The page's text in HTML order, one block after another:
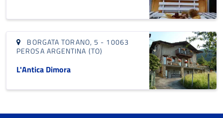
BORGATA TORANO, 5 - 10063
PEROSA ARGENTINA (TO)
L'Antica Dimora